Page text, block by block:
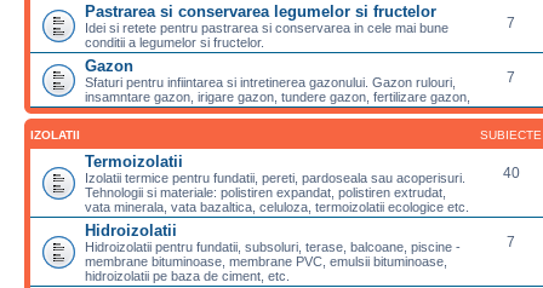
Pastrarea si conservarea legumelor si fructelor
Idei si retete pentru pastrarea si conservarea in cele mai bune
conditii a legumelor si fructelor.
7
Gazon
Sfaturi pentru infiintarea si intretinerea gazonului. Gazon rulouri,
insamntare gazon, irigare gazon, tundere gazon, fertilizare gazon,
7
IZOLATII SUBIECTE
Termoizolatii
Izolatii termice pentru fundatii, pereti, pardoseala sau acoperisuri.
Tehnologii si materiale: polistiren expandat, polistiren extrudat,
vata minerala, vata bazaltica, celuloza, termoizolatii ecologice etc.
40
Hidroizolatii
Hidroizolatii pentru fundatii, subsoluri, terase, balcoane, piscine -
membrane bituminoase, membrane PVC, emulsii bituminoase,
hidroizolatii pe baza de ciment, etc.
7